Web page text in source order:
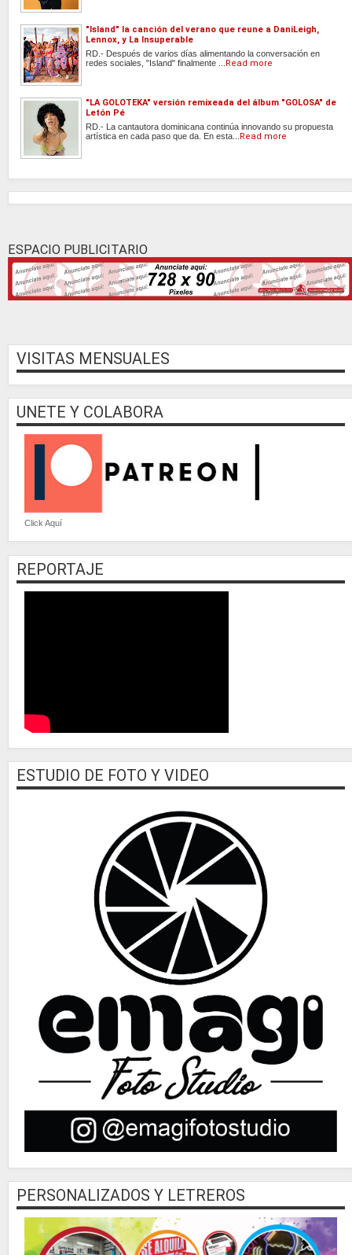
"Island" la canción del verano que reune a DaniLeigh,
Lennox, y La Insuperable
RD.- Después de varios días alimentando la conversación en
redes sociales, "Island" finalmente ...
Read more
"LA GOLOTEKA" versión remixeada del álbum "GOLOSA" de
Letón Pé
RD.- La cantautora dominicana continúa innovando su propuesta
artística en cada paso que da. En esta...
Read more
ESPACIO PUBLICITARIO
VISITAS MENSUALES
UNETE Y COLABORA
Click Aquí
REPORTAJE
ESTUDIO DE FOTO Y VIDEO
PERSONALIZADOS Y LETREROS